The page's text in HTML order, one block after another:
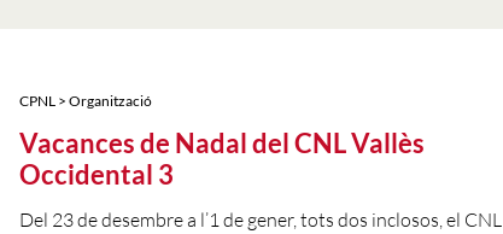
CPNL > Organització
Vacances de Nadal del CNL Vallès
Occidental 3
Del 23 de desembre a l’1 de gener, tots dos inclosos, el CNL